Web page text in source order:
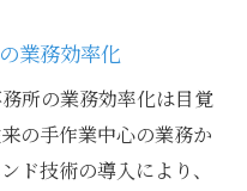
業務効率化
所の業務効率化は目覚
の手作業中心の業務か
ド技術の導入により、